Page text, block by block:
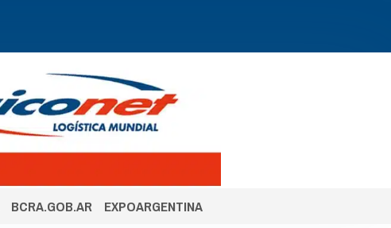
BCRA.GOB.AR EXPOARGENTINA